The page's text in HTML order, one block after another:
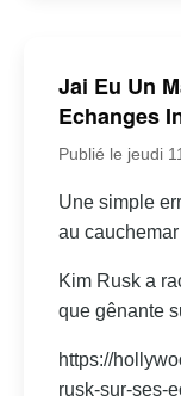
Jai Eu Un
Echanges
Publié le jeudi
Une simple
au cauchemar
Kim Rusk a
que gênante
https://
rusk-sur-ses-